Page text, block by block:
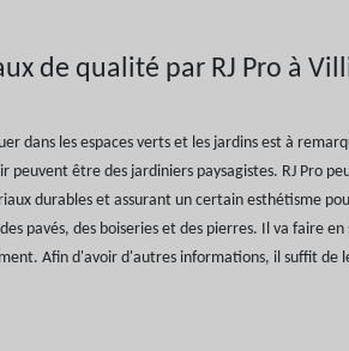
de qualité par RJ Pro à
dans les espaces verts et les jardins est à
peuvent être des jardiniers paysagistes. RJ Pro
durables et assurant un certain esthétisme
pavés, des boiseries et des pierres. Il va faire en
Afin d'avoir d'autres informations, il suffit de